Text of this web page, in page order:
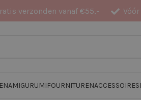
verzonden vanaf €55,-
AMIGURUMIFOURNITURENACCESSOIRES